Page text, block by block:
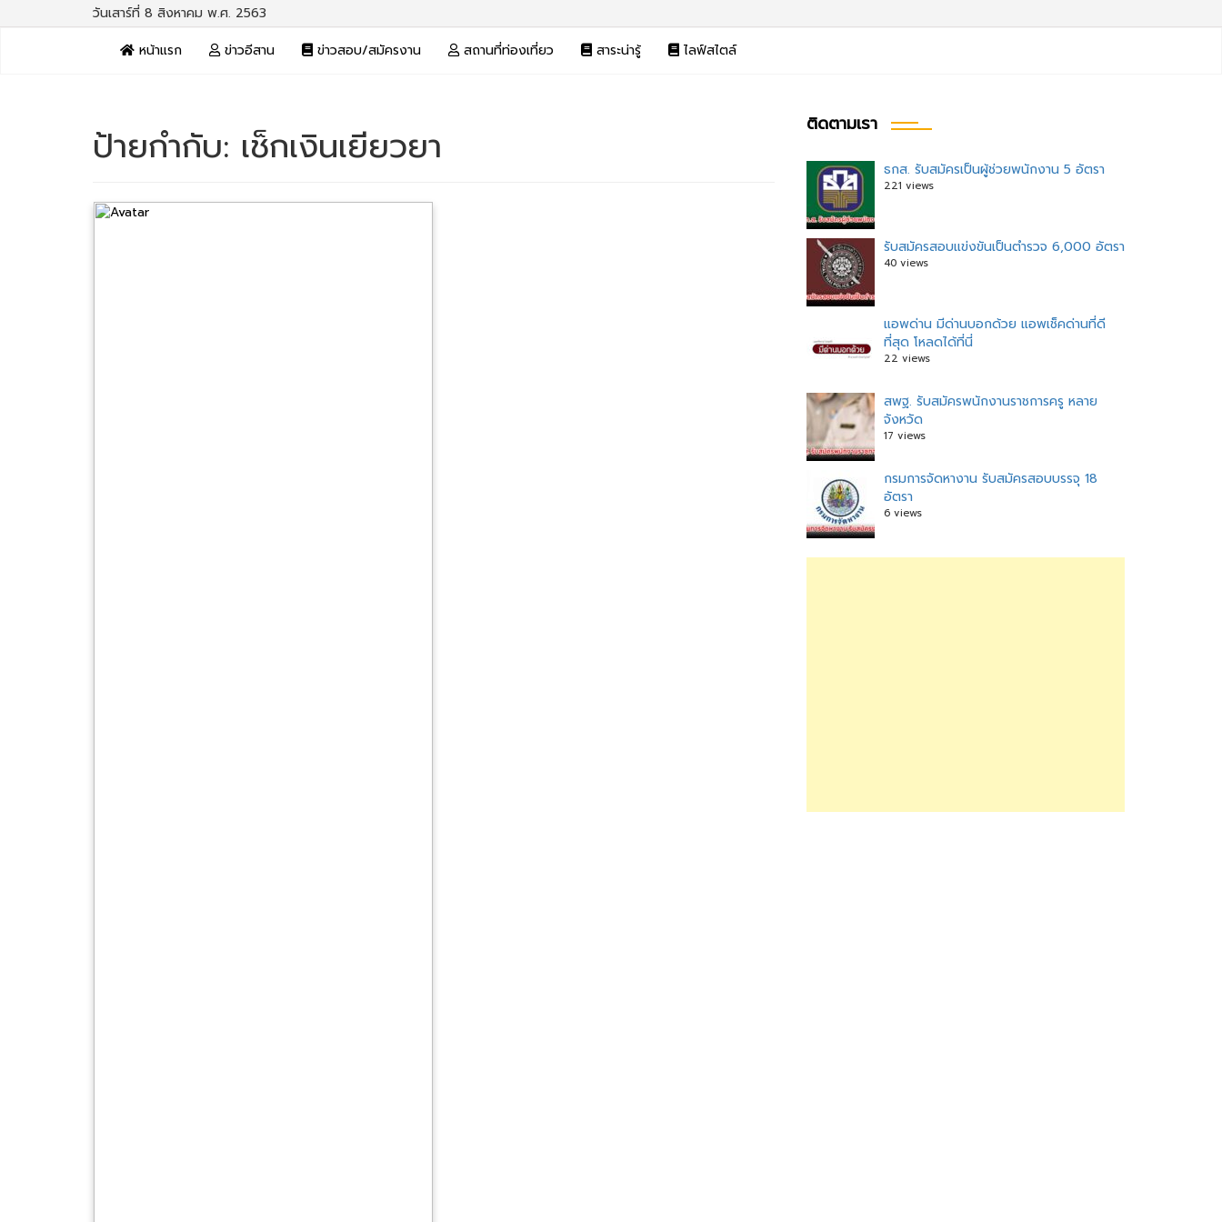
วันเสาร์ที่ 8 สิงหาคม พ.ศ. 2563
หน้าแรก
ข่าวอีสาน ข่าวสอบ/สมัครงาน สถานที่ท่องเที่ยว สาระน่ารู้ ไลฟ์สไตล์
ป้ายกำกับ: เช็กเงินเยียวยา ติดตามเรา
ธกส. รับสมัครเป็นผู้ช่วยพนักงาน 5 อัตรา
221 views
รับสมัครสอบแข่งขันเป็นตำรวจ 6,000 อัตรา
40 views
แอพด่าน มีด่านบอกด้วย แอพเช็คด่านที่ดี
ที่สุด โหลดได้ที่นี่
22 views
สพฐ. รับสมัครพนักงานราชการครู หลาย
จังหวัด
17 views
กรมการจัดหางาน รับสมัครสอบบรรจุ 18
อัตรา
6 views